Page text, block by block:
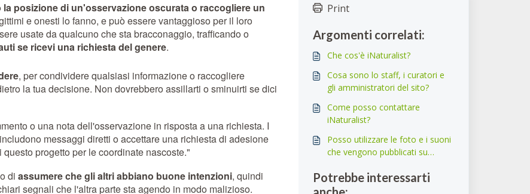
posizione di un'osservazione oscurata o raccogliere un
e onesti lo fanno, e può essere vantaggioso per il loro
usate da qualcuno che sta bracconaggio, trafficando o
se ricevi una richiesta del genere.
, per condividere qualsiasi informazione o raccogliere
la tua decisione. Non dovrebbero assillarti o sminuirti se dici
o una nota dell'osservazione in risposta a una richiesta. I
messaggi diretti o accettare una richiesta di adesione
progetto per le coordinate nascoste."
di assumere che gli altri abbiano buone intenzioni, quindi
segnali che l'altra parte sta agendo in modo malizioso.
Print
Argomenti correlati:
Che cos'è iNaturalist?
Cosa sono lo staff, i curatori e
gli amministratori del sito?
Come posso contattare
iNaturalist?
Posso utilizzare le foto e i suoni
che vengono pubblicati su
Potrebbe interessarti